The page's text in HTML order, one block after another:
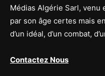
Médias Algérie Sarl,
par son âge certes mais
d’un idéal, d’un combat,
Contactez Nous